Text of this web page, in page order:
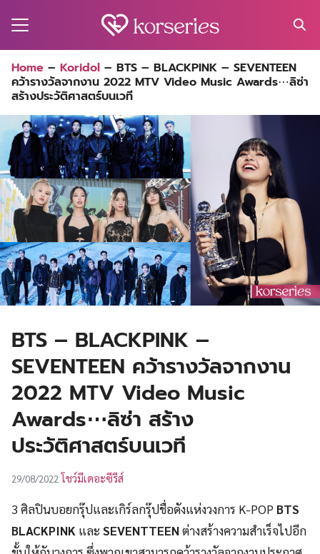
for:
Home – Koridol – BTS – BLACKPINK – SEVENTEEN
คว้ารางวัลจากงาน 2022 MTV Video Music Awards⋯ลิซ่า
สร้างประวัติศาสตร์บนเวที
BTS – BLACKPINK –
SEVENTEEN คว้ารางวัลจากงาน
2022 MTV Video Music
Awards⋯ลิซ่า สร้าง
ประวัติศาสตร์บนเวที
29/08/2022 โชว์มีเดอะซีรีส์
3 ศิลปินบอยกรุ๊ปและเกิร์ลกรุ๊ปชื่อดังแห่งวงการ K-POP BTS
BLACKPINK และ SEVENTTEENต่างสร้างความสำเร็จไปอีก